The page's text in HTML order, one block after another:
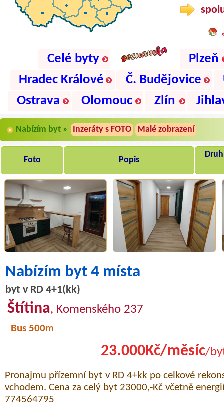
Celé byty
Plzeň
Hradec Králové
Č. Budějovice
Ostrava
Olomouc Zlín
Nabízím byt » Inzeráty s FOTO Malé zobrazení
Foto Popis
Nabízím byt 4 místa
byt v RD 4+1(kk)
Štítina, Komenského 237
Bus 500m
23.000Kč/měsíc/
Pronajmu přízemní byt v RD 4+kk po celkové
vchodem. Cena za celý byt 23000,-Kč včetně
774564795